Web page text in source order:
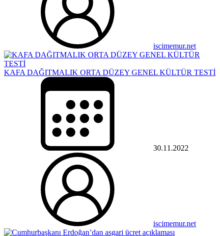
iscimemur.net
KAFA DAĞITMALIK ORTA DÜZEY GENEL KÜLTÜR TESTİ
30.11.2022
iscimemur.net